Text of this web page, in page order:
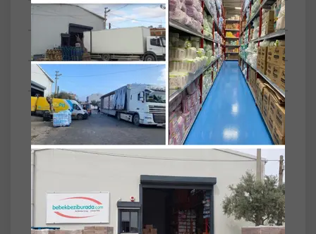
Tüm Yorumlar
Tüm Sorular
Anket
Set 18'li
Beyaz ve Renkli
Toz - Jel Sıvı Toz Deterjan
Dalan Roxy Bio Clean Matik Sabun Tozu 1.6Kg